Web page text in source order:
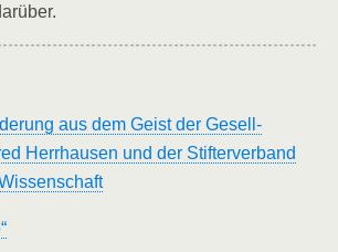
aus dem Geist der Gesell­
Herr­hau­sen und der Stif­ter­ver­band